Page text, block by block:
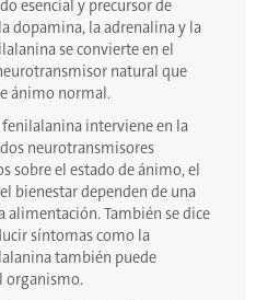
esencial y precursor de
dopamina, la adrenalina y la
se convierte en el
natural que
ánimo normal.
interviene en la
neurotransmisores
sobre el estado de ánimo, el
bienestar dependen de una
alimentación. También se dice
síntomas como la
también puede
organismo.